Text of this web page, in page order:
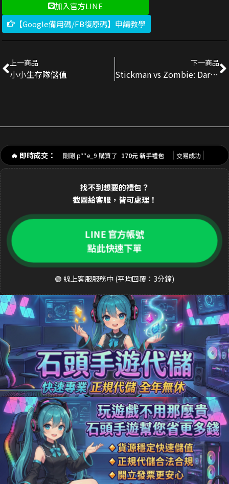
加入官方LINE
【Google備用碼/FB復原碼】申請教學
上一商品
小小生存隊儲值
下一商品
Stickman vs Zombie: Dark War儲值
🔥 即時成交：
剛剛 陳**豪 購買了 3290元 禮包 交易成功
剛剛 p**e_9 購買了 170元 新手禮包 交易成功
1分鐘前 林**緯 購買了 1690元 禮包 交易成功
2分鐘前 Dav**d 購買了 3290元 至尊禮包
4分鐘前 張**凱 購買了 490元 週禮包
5分鐘前 王**明 購買了 990元 月卡
6分鐘前 a**123 購買了 3290元 禮包 交易成功
9分鐘前 吳**宏 購買了 1690元 豪華禮包 交易成功
10分鐘前 m**ky 購買了 33元 銅板禮包 交易成功
12分鐘前 李**芬 購買了 990元 成長禮包 交易成功
15分鐘前 J**son 購買了 3290元 禮包 交易成功
18分鐘前 劉**瑄 購買了 170元 限時禮包 交易成功
20分鐘前 T**y_L 購買了 2990元 節日禮包 交易成功
22分鐘前 蔡**文 購買了 33元 銅板禮包 交易成功
25分鐘前 H**nry 購買了 490元 特惠禮包 交易成功
28分鐘前 黃**傑 購買了 1690元 禮包 交易成功
找不到想要的禮包？
截圖給客服，皆可處理！
LINE 官方帳號
點此快速下單
🟢 線上客服服務中 (平均回覆：3分鐘)